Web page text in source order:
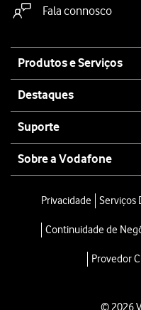
Fala connosco
map
Produtos e Serviços
Destaques
Suporte
Sobre a Vodafone
Privacidade Serviços
Continuidade de
Provedor
© 2026